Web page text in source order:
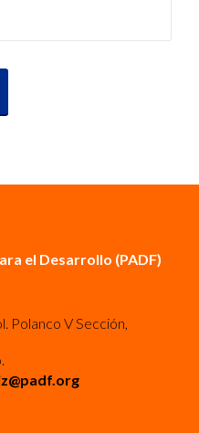
el Desarrollo (PADF)
Polanco V Sección,